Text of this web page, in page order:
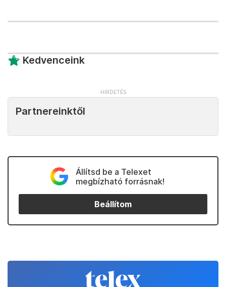
Kedvenceink
Partnereinktől
Állítsd be a Telexet
megbízható forrásnak!
Beállítom